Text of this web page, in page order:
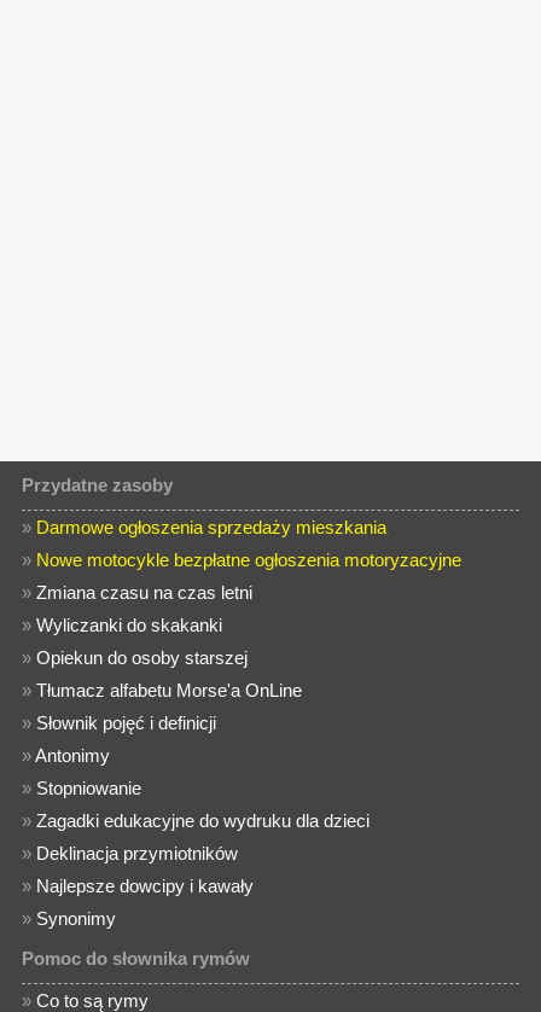
Przydatne zasoby
» Darmowe ogłoszenia sprzedaży mieszkania
» Nowe motocykle bezpłatne ogłoszenia motoryzacyjne
»Zmiana czasu na czas letni
»Wyliczanki do skakanki
»Opiekun do osoby starszej
»Tłumacz alfabetu Morse'a OnLine
» Słownik pojęć i definicji
»Antonimy
» Stopniowanie
»Zagadki edukacyjne do wydruku dla dzieci
» Deklinacja przymiotników
» Najlepsze dowcipy i kawały
» Synonimy
Pomoc do słownika rymów
»Co to są rymy